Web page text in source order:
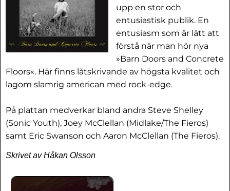
upp en stor och
entusiastisk publik. En
entusiasm som är lätt att
förstå när man hör nya
»Barn Doors and Concrete
Floors«. Här finns låtskrivande av högsta kvalitet och
lagom slamrig american med rock-edge.
På plattan medverkar bland andra Steve Shelley
(Sonic Youth), Joey McClellan (Midlake/The Fieros)
samt Eric Swanson och Aaron McClellan (The Fieros).
Skrivet av Håkan Olsson